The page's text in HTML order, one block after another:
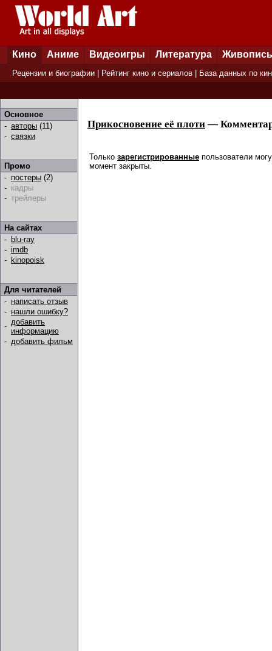
Кино Аниме Видеоигры Литература Живопись
Рецензии и биографии Рейтинг кино и сериалов База данных по
Основное
- авторы (11)
- связки
Промо
- постеры (2)
- кадры
- трейлеры
На сайтах
- blu-ray
- imdb
- kinopoisk
Для читателей
- написать отзыв
- нашли ошибку?
- добавить
информацию
- добавить фильм
Прикосновение её плоти—
Только зарегистрированные пользователи
момент закрыты.